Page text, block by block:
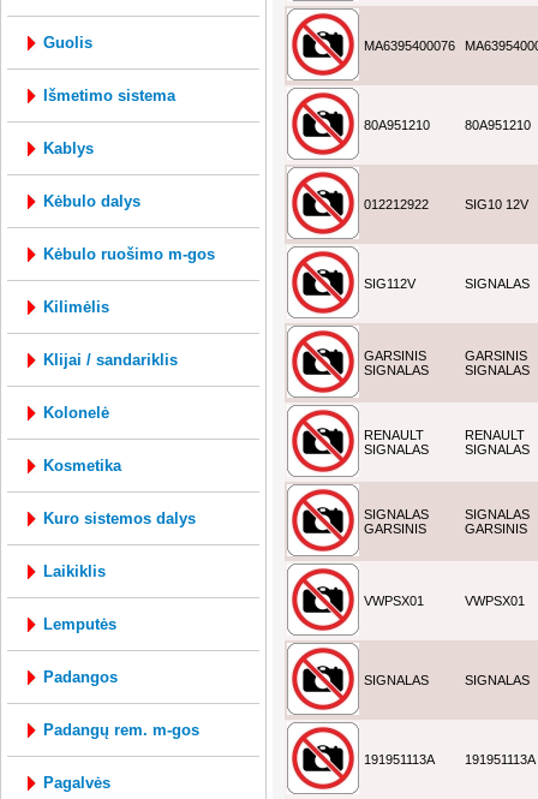
guolis
išmetimo sistema
kablys
kėbulo dalys
kėbulo ruošimo m-gos
kilimėlis
klijai / sandariklis
kolonelė
kosmetika
kuro sistemos dalys
laikiklis
lemputės
padangos
padangų rem. m-gos
pagalvės
MA6395400076
80A951210 80A951210
012212922 SIG10 12V
SIG112V SIGNALAS
GARSINIS
SIGNALAS
GARSINIS
SIGNALAS
RENAULT
SIGNALAS
RENAULT
SIGNALAS
SIGNALAS
GARSINIS
SIGNALAS
GARSINIS
VWPSX01 VWPSX01
SIGNALAS SIGNALAS
191951113A 191951113A